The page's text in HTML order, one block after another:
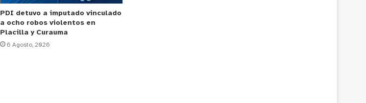
PDI detuvo a imputado vinculado
a ocho robos violentos en
Placilla y Curauma
6 Agosto, 2026